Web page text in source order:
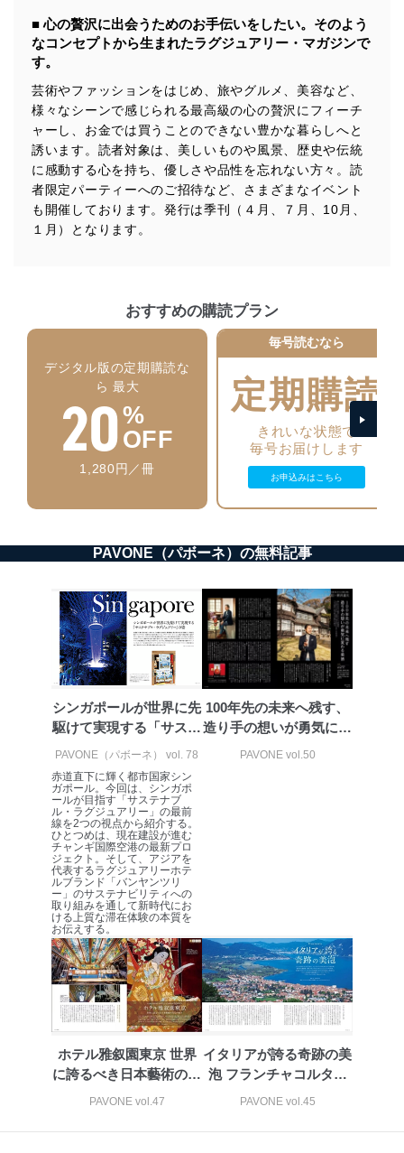
みを確実にするため、従業者等の教育を徹底してまいり
ます。また、目的外利用を行わないために、適切な管理
法令遵守
当社は、個人情報に関連する法令、国が定める指針及び
その他の規範を遵守します。また、当社の管理の仕組み
に、これらの法令及びその他の規範を常に適合させま
す。
個人情報の安全管理措置
個人データを取り扱うことのできる機器及び当該
機器を取り扱う従業者を明確化し、 個人データへ
の不要なアクセスを防止しています。
アクセス者の識別と認証
機器に標準装備されているユーザー制御機能（ユ
ーザーアカウント制御）により、個人情報データ
ベース等を取り扱う情報システムを使用する従業
者を識別・認証しています。
外部からの不正アクセス等の防止
システムを最新の状態に保持しています。
個人データを取り扱う機器等にセキュリティ対策
により、これを最新状態としています。
情報システムの使用に伴う漏洩等の防止
メール等により個人データの含まれるファイルを
送信する場合に、当該ファイルへのパスワードを
設定しています。
個人情報保護マネジメントシステムの継続的改善
当社は、内部監査及びマネジメントレビューの機会を通
善し、常に最良の状態を維持します。
苦情及び相談受付け窓口
貴殿の個人情報及び当社の個人情報保護マネジメントシ
ステムに関するご相談及び苦情については以下までご連
絡ください。
適切、かつ迅速に対応させていただきます。
株式会社富士山マガジンサービス 個人情報問い合わせ
係
TEL：0570-200-223
FAX：03-5459-7073
e-mail：cs@fujisan.co.jp
改訂：2025年2月20日
制定：2005年4月1日
株式会社富士山マガジンサービス
代表取締役会長 西野 伸一郎
■ 心の贅沢に出会うためのお手伝いをしたい。そのよう
なコンセプトから生まれたラグジュアリー・マガジンで
す。
芸術やファッションをはじめ、旅やグルメ、美容など、
様々なシーンで感じられる最高級の心の贅沢にフィーチ
ャーし、お金では買うことのできない豊かな暮らしへと
誘います。読者対象は、美しいものや風景、歴史や伝統
に感動する心を持ち、優しさや品性を忘れない方々。読
者限定パーティーへのご招待など、さまざまなイベント
も開催しております。発行は季刊（４月、７月、10月、
１月）となります。
おすすめの購読プラン
デジタル版の定期購読な
ら 最大
20%
OFF
1,280円／冊
毎号読むなら
定期購読
きれいな状態で
毎号お届けします
お申込みはこちら
PAVONE（パボーネ）の無料記事
シンガポールが世界に先
駆けて実現する「サステ
ナブル・ラ...
PAVONE（パボーネ） vol. 78
赤道直下に輝く都市国家シン
ガポール。今回は、シンガポ
ールが目指す「サステナブ
ル・ラグジュアリー」の最前
線を2つの視点から紹介する。
ひとつめは、現在建設が進む
チャンギ国際空港の最新プロ
ジェクト。そして、アジアを
代表するラグジュアリーホテ
ルブランド「バンヤンツリ
ー」のサステナビリティへの
取り組みを通して新時代にお
ける上質な滞在体験の本質を
お伝えする。
100年先の未来へ残す、
造り手の想いが勇気に変
わる美酒
PAVONE vol.50
ホテル雅叙園東京 世界
に誇るべき日本藝術の至
宝の数々
PAVONE vol.47
イタリアが誇る奇跡の美
泡 フランチャコルタと
は
PAVONE vol.45